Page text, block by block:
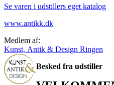
Se varen i udstillers eget katalog
www.antikk.dk
Medlem af:
Kunst, Antik & Design Ringen
Besked fra udstiller